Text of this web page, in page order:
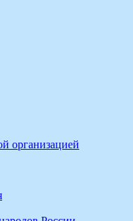
организацией